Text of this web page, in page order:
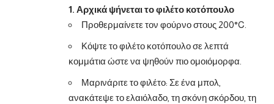
1. Αρχικά ψήνεται το φιλέτο κοτόπουλο
Προθερμαίνετε τον φούρνο στους 200°C.
Κόψτε το φιλέτο κοτόπουλο σε λεπτά
κομμάτια ώστε να ψηθούν πιο ομοιόμορφα.
Μαρινάριτε το φιλέτο: Σε ένα μπολ,
ανακάτεψε το ελαιόλαδο, τη σκόνη σκόρδου, τη